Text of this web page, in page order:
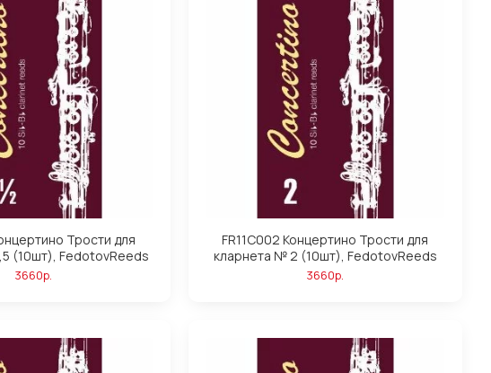
Трости для
(10шт), FedotovReeds
3660р.
FR11C002 Концертино Трости для
кларнета № 2 (10шт), FedotovReeds
3660р.